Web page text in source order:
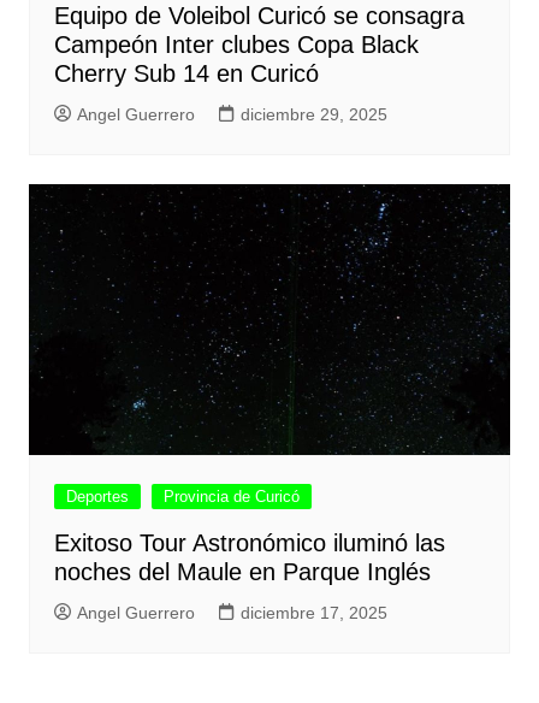
Equipo de Voleibol Curicó se consagra
Campeón Inter clubes Copa Black
Cherry Sub 14 en Curicó
Angel Guerrero diciembre 29, 2025
Deportes Provincia de Curicó
Exitoso Tour Astronómico iluminó las
noches del Maule en Parque Inglés
Angel Guerrero diciembre 17, 2025